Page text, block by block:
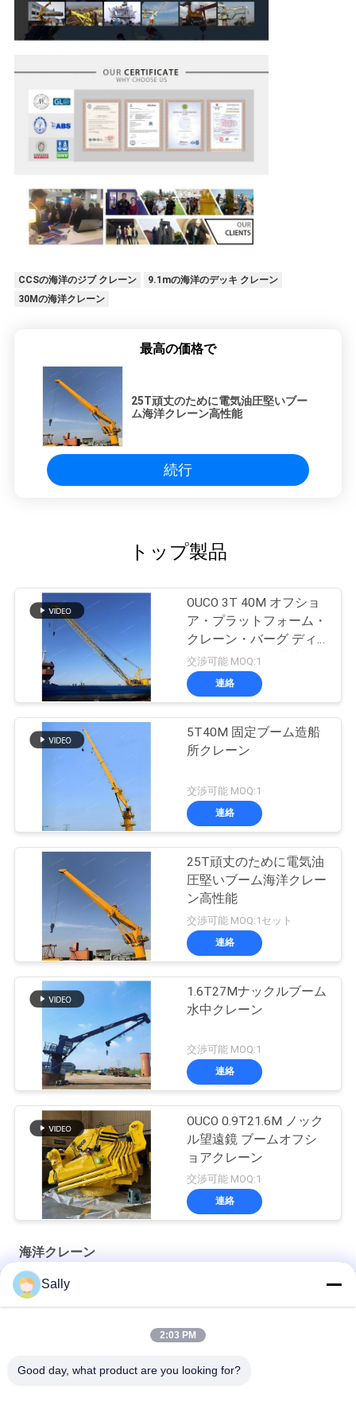
CCSの海洋のジブ クレーン
9.1mの海洋のデッキ クレーン
30Mの海洋クレーン
最高の価格で
25T頑丈のために電気油圧堅いブー
ム海洋クレーン高性能
続行
トップ製品
OUCO 3T 40M オフショ
ア・プラットフォーム・
クレーン・バーグ ディ
ーゼルエンジン搭載
交渉可能 MOQ:1
連絡
5T40M 固定ブーム造船
所クレーン
交渉可能 MOQ:1
連絡
25T頑丈のために電気油
圧堅いブーム海洋クレー
ン高性能
交渉可能 MOQ:1セット
連絡
1.6T27Mナックルブーム
水中クレーン
交渉可能 MOQ:1
連絡
OUCO 0.9T21.6M ノック
ル望遠鏡 ブームオフシ
ョアクレーン
交渉可能 MOQ:1
連絡
海洋クレーン
プレミアム OUCO マリン ワイヤー ロープ
Sally
2:03 PM
Good day, what product are you looking for?